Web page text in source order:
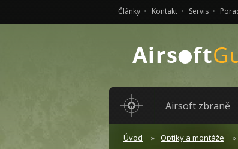
Články Kontakt Servis
Airsoft zbraně
Úvod Optiky a montáže